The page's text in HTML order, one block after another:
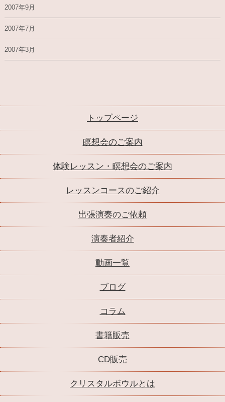
2007年9月
2007年7月
2007年3月
トップページ
瞑想会のご案内
体験レッスン・瞑想会のご案内
レッスンコースのご紹介
出張演奏のご依頼
演奏者紹介
動画一覧
ブログ
コラム
書籍販売
CD販売
クリスタルボウルとは